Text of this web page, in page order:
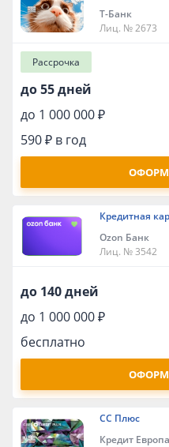
Т-Банк
Лиц. № 2673
Рассрочка
до 55 дней
до 1 000 000 ₽
590 ₽ в год
Кредитная
Ozon Банк
Лиц. № 3542
до 140 дней
до 1 000 000 ₽
бесплатно
СС Плюс
Кредит